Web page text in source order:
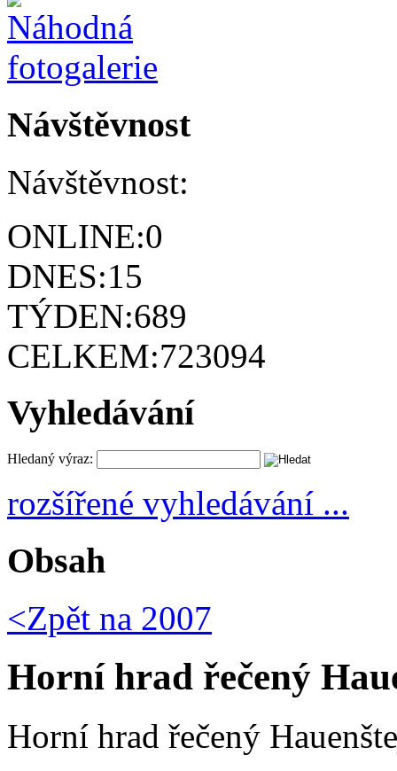
Návštěvnost
Návštěvnost:
ONLINE:0
DNES:15
TÝDEN:689
CELKEM:723094
Vyhledávání
Hledaný výraz:
rozšířené vyhledávání ...
Obsah
<Zpět na 2007
Horní hrad řečený
Horní hrad řečený